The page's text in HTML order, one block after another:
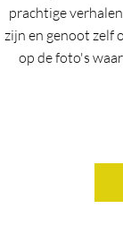
prachtige
zijn en genoot zelf
op de foto's